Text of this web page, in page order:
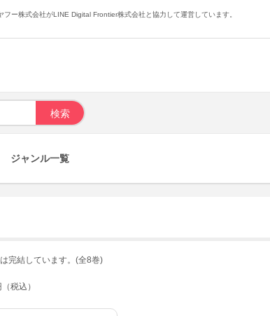
ー株式会社がLINE Digital Frontier株式会社と協力して運営しています。
ジャンル一覧
完結しています。(全8巻)
（税込）